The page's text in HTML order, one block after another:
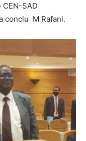
SAD
conclu M Rafani.